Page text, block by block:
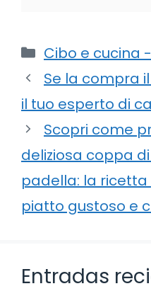
Categorie
Cibo e cucina
Se la compra
il tuo esperto di
Scopri come
deliziosa coppa
padella: la
piatto gustoso e
Entradas